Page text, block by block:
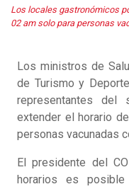
Los locales gastronómicos
02 am solo para personas
Los ministros de
de Turismo y
representantes del
extender el horario
personas vacunadas
El presidente del
horarios es